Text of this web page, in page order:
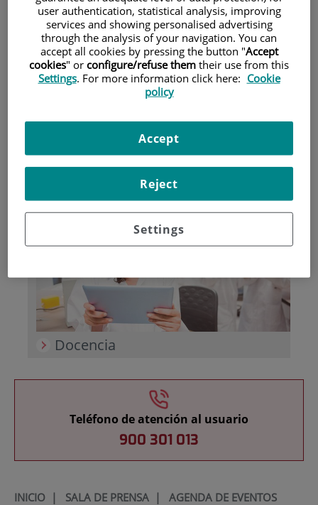
Pacientes y visitantes
Investigación
Docencia
Teléfono de atención al usuario
900 301 013
INICIO| SALA DE PRENSA| AGENDA DE EVENTOS
user authentication, statistical analysis, improving
services and showing personalised advertising
through the analysis of your navigation. You can
accept all cookies by pressing the button "Accept
cookies" or configure/refuse them their use from this
Settings. For more information click here: Cookie
policy
Settings
Reject
Accept